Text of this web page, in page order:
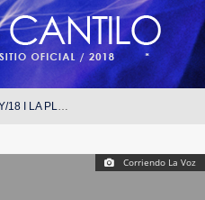
19 MAY/18 I LA PLATA
Corriendo La Voz